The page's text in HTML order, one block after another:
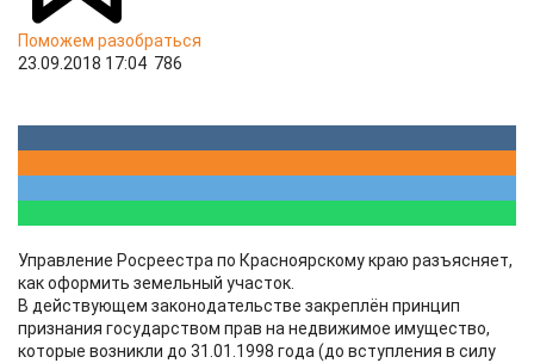
Поможем разобраться
23.09.2018 17:04 786
Управление Росреестра по Красноярскому краю разъясняет,
как оформить земельный участок.
В действующем законодательстве закреплён принцип
признания государством прав на недвижимое имущество,
которые возникли до 31.01.1998 года (до вступления в силу